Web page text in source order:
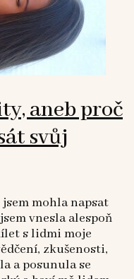
aneb proč
svůj
mohla napsat
vnesla alespoň
s lidmi moje
zkušenosti,
a posunula se